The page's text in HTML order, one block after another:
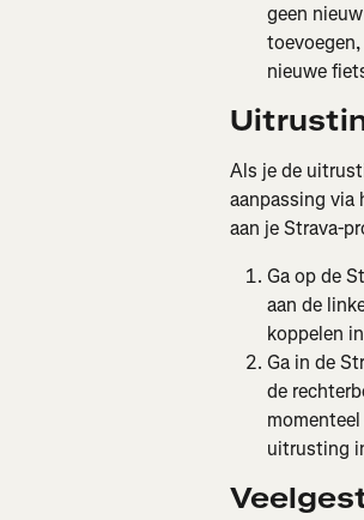
geen
nieuwe
Als je de
aanpassing via
aan je Strava-
Ga op de
aan de
koppelen
Ga in de
de
uitrusting